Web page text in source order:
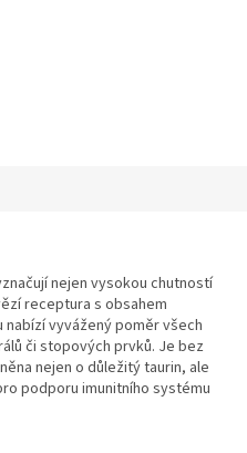
nejen vysokou chutností
receptura s obsahem
vyvážený poměr všech
či stopových prvků. Je bez
nejen o důležitý taurin, ale
podporu imunitního systému